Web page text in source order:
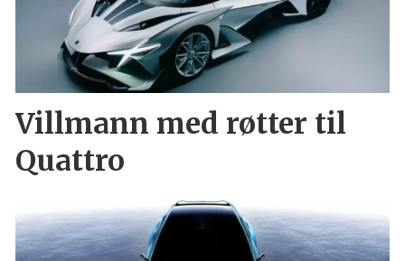
Villmann med røtter til
Quattro